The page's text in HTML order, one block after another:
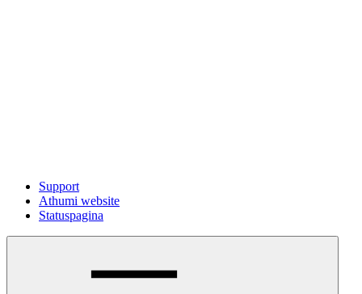
Support
Athumi website
Statuspagina